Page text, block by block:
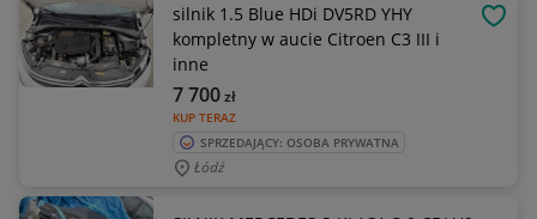
silnik 1.5 Blue HDi DV5RD YHY
kompletny w aucie Citroen C3 III i
inne
KUP TERAZ
7 700zł
SPRZEDAJĄCY: OSOBA PRYWATNA
Łódź